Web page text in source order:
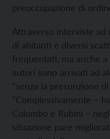
preoccupazione di
Attraverso interviste ad
di abitanti e diversi
frequentati, ma anche
autori sono arrivati ad
“senza la presunzione
“Complessivamente –
Colombo e Rubini –
situazione pare